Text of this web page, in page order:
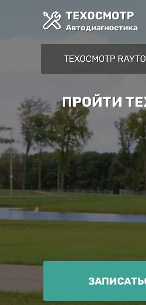
ТЕХОСМОТР
Автодиагностика
ТЕХОСМОТР
ПРОЙТИ